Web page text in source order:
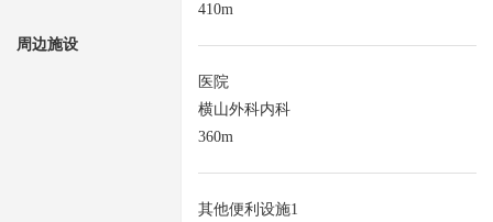
周边施设
410m
医院
横山外科内科
360m
其他便利设施1